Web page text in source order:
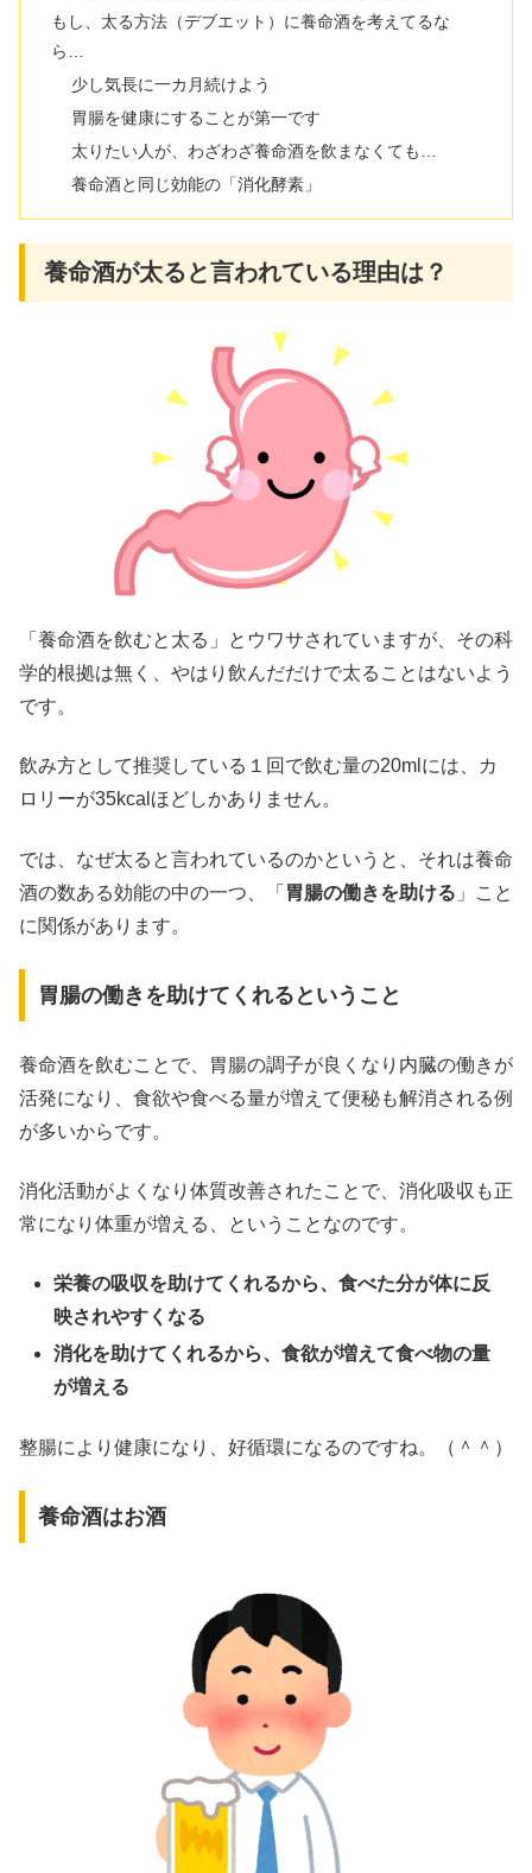
もし、太る方法（デブエット）に養命酒を考えてるな
ら…
少し気長に一カ月続けよう
胃腸を健康にすることが第一です
太りたい人が、わざわざ養命酒を飲まなくても…
養命酒と同じ効能の「消化酵素」
養命酒が太ると言われている理由は？
「養命酒を飲むと太る」とウワサされていますが、その科
学的根拠は無く、やはり飲んだだけで太ることはないよう
です。
飲み方として推奨している１回で飲む量の20mlには、カ
ロリーが35kcalほどしかありません。
では、なぜ太ると言われているのかというと、それは養命
酒の数ある効能の中の一つ、「 胃腸の働きを助ける 」こと
に関係があります。
胃腸の働きを助けてくれるということ
養命酒を飲むことで、胃腸の調子が良くなり内臓の働きが
活発になり、食欲や食べる量が増えて便秘も解消される例
が多いからです。
消化活動がよくなり体質改善されたことで、消化吸収も正
常になり体重が増える、ということなのです。
栄養の吸収を助けてくれるから、食べた分が体に反
映されやすくなる
消化を助けてくれるから、食欲が増えて食べ物の量
が増える
整腸により健康になり、好循環になるのですね。（＾＾）
養命酒はお酒